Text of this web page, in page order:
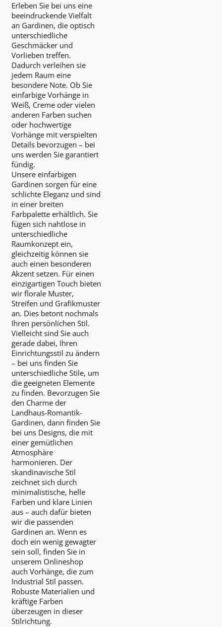
Erleben Sie bei uns eine
beeindruckende Vielfalt
an Gardinen, die optisch
unterschiedliche
Geschmäcker und
Vorlieben treffen.
Dadurch verleihen sie
jedem Raum eine
besondere Note. Ob Sie
einfarbige Vorhänge in
Weiß, Creme oder vielen
anderen Farben suchen
oder hochwertige
Vorhänge mit verspielten
Details bevorzugen – bei
uns werden Sie garantiert
fündig.
Unsere einfarbigen
Gardinen sorgen für eine
schlichte Eleganz und sind
in einer breiten
Farbpalette erhältlich. Sie
fügen sich nahtlose in
unterschiedliche
Raumkonzept ein,
gleichzeitig können sie
auch einen besonderen
Akzent setzen. Für einen
einzigartigen Touch bieten
wir florale Muster,
Streifen und Grafikmuster
an. Dies betont nochmals
Ihren persönlichen Stil.
Vielleicht sind Sie auch
gerade dabei, Ihren
Einrichtungsstil zu ändern
– bei uns finden Sie
unterschiedliche Stile, um
die geeigneten Elemente
zu finden. Bevorzugen Sie
den Charme der
Landhaus-Romantik-
Gardinen, dann finden Sie
bei uns Designs, die mit
einer gemütlichen
Atmosphäre
harmonieren. Der
skandinavische Stil
zeichnet sich durch
minimalistische, helle
Farben und klare Linien
aus – auch dafür bieten
wir die passenden
Gardinen an. Wenn es
doch ein wenig gewagter
sein soll, finden Sie in
unserem Onlineshop
auch Vorhänge, die zum
Industrial Stil passen.
Robuste Materialien und
kräftige Farben
überzeugen in dieser
Stilrichtung.